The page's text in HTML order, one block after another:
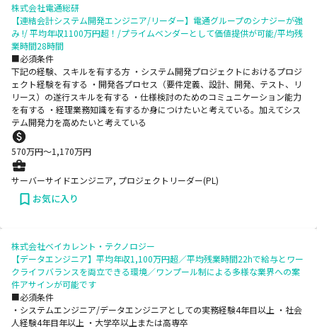
株式会社電通総研
【連結会計システム開発エンジニア/リーダー】電通グループのシナジーが強
み !/ 平均年収1100万円超！/プライムベンダーとして価値提供が可能/平均残
業時間28時間
■必須条件
下記の経験、スキルを有する方 ・システム開発プロジェクトにおけるプロジ
ェクト経験を有する ・開発各プロセス（要件定義、設計、開発、テスト、リ
リース）の遂行スキルを有する ・仕様検討のためのコミュニケーション能力
を有する ・経理業務知識を有するか身につけたいと考えている。加えてシス
テム開発力を高めたいと考えている
570万円〜1,170万円
サーバーサイドエンジニア, プロジェクトリーダー(PL)
お気に入り
株式会社ベイカレント・テクノロジー
【データエンジニア】平均年収1,100万円超／平均残業時間22hで給与とワー
クライフバランスを両立できる環境／ワンプール制による多様な業界への案
件アサインが可能です
■必須条件
・システムエンジニア/データエンジニアとしての実務経験4年目以上 ・社会
人経験4年目年以上 ・大学卒以上または高専卒